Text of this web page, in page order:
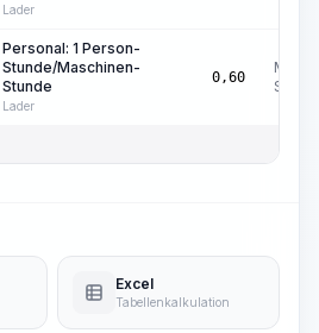
Lader
Personal: 1 Person-
Stunde/Maschinen-
Stunde
Lader
0,60
Std.
Excel
Tabellenkalkulation